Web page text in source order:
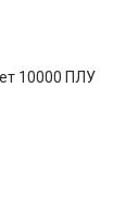
10000 ПЛУ